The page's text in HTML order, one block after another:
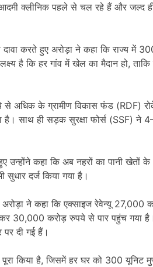
क्लीनिक पहले से चल रहे हैं और जल्द ही
दावा करते हुए अरोड़ा ने कहा कि राज्य
है कि हर गांव में खेल का मैदान हो,
से अधिक के ग्रामीण विकास फंड (RDF)
है। साथ ही सड़क सुरक्षा फोर्स (SSF) ने
उन्होंने कहा कि अब नहरों का पानी खेतों
सुधार दर्ज किया गया है।
हुए अरोड़ा ने कहा कि एक्साइज रेवेन्यू
30,000 करोड़ रुपये से पार पहुंच
पर दी गई हैं।
किया है, जिसमें हर घर को 300 यूनिट